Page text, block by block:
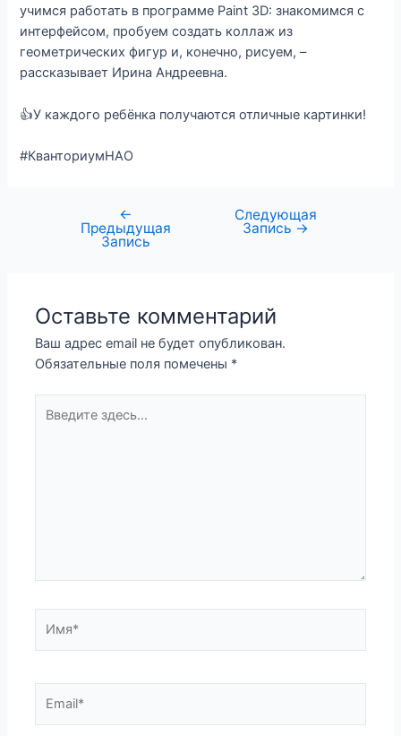
учимся работать в программе Paint 3D: знакомимся с
интерфейсом, пробуем создать коллаж из
геометрических фигур и, конечно, рисуем, –
рассказывает Ирина Андреевна.
👍У каждого ребёнка получаются отличные картинки!
#КванториумНАО
←
Предыдущая
Запись
Следующая
Запись →
Оставьте комментарий
Ваш адрес email не будет опубликован.
Обязательные поля помечены *
здесь...